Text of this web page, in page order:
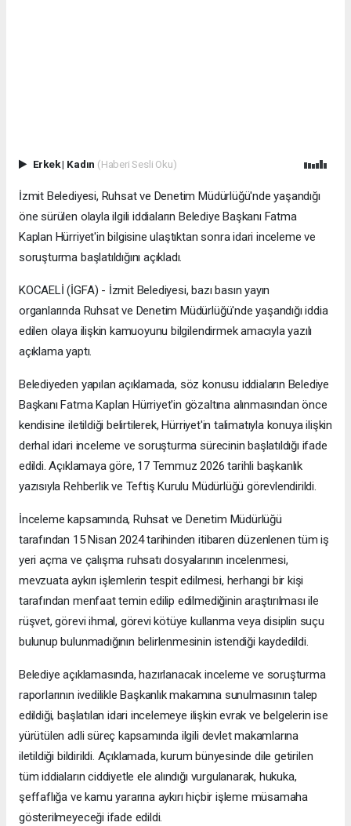
Erkek| Kadın (Haberi Sesli Oku)
İzmit Belediyesi, Ruhsat ve Denetim Müdürlüğü'nde yaşandığı
öne sürülen olayla ilgili iddiaların Belediye Başkanı Fatma
Kaplan Hürriyet'in bilgisine ulaştıktan sonra idari inceleme ve
soruşturma başlatıldığını açıkladı.
KOCAELİ (İGFA) - İzmit Belediyesi, bazı basın yayın
organlarında Ruhsat ve Denetim Müdürlüğü'nde yaşandığı iddia
edilen olaya ilişkin kamuoyunu bilgilendirmek amacıyla yazılı
açıklama yaptı.
Belediyeden yapılan açıklamada, söz konusu iddiaların Belediye
Başkanı Fatma Kaplan Hürriyet'in gözaltına alınmasından önce
kendisine iletildiği belirtilerek, Hürriyet'in talimatıyla konuya ilişkin
derhal idari inceleme ve soruşturma sürecinin başlatıldığı ifade
edildi. Açıklamaya göre, 17 Temmuz 2026 tarihli başkanlık
yazısıyla Rehberlik ve Teftiş Kurulu Müdürlüğü görevlendirildi.
İnceleme kapsamında, Ruhsat ve Denetim Müdürlüğü
tarafından 15 Nisan 2024 tarihinden itibaren düzenlenen tüm iş
yeri açma ve çalışma ruhsatı dosyalarının incelenmesi,
mevzuata aykırı işlemlerin tespit edilmesi, herhangi bir kişi
tarafından menfaat temin edilip edilmediğinin araştırılması ile
rüşvet, görevi ihmal, görevi kötüye kullanma veya disiplin suçu
bulunup bulunmadığının belirlenmesinin istendiği kaydedildi.
Belediye açıklamasında, hazırlanacak inceleme ve soruşturma
raporlarının ivedilikle Başkanlık makamına sunulmasının talep
edildiği, başlatılan idari incelemeye ilişkin evrak ve belgelerin ise
yürütülen adli süreç kapsamında ilgili devlet makamlarına
iletildiği bildirildi. Açıklamada, kurum bünyesinde dile getirilen
tüm iddiaların ciddiyetle ele alındığı vurgulanarak, hukuka,
şeffaflığa ve kamu yararına aykırı hiçbir işleme müsamaha
gösterilmeyeceği ifade edildi.